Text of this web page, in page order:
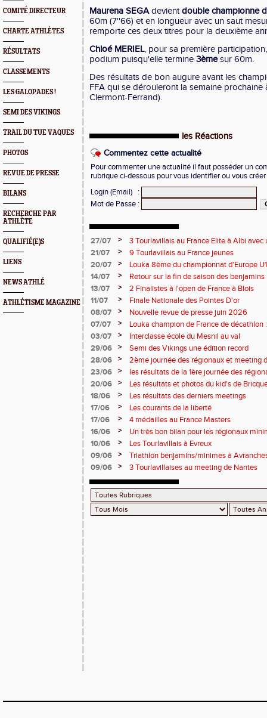
COMITÉ DIRECTEUR
CHARTE ATHLÈTES
RÉSULTATS
CLASSEMENTS
LES GALOPADES !
SEMI DES VIKINGS
TRAIL DU TUE VAQUES
PHOTOS
REVUE DE PRESSE
BILANS
RECHERCHE PAR
ATHLÈTE
QUALIFIÉ(E)S
LIENS
NEWS ATHLÉ
ATHLÉTISME MAGAZINE
Maurena SEGAdevientdouble championne
60m (7''66) et en longueur avec un saut
remporte ces deux titres pour la deuxième
Chloé MERIEL, pour sa première
podium puisqu'elle termine 3èmesur 60m.
Des résultats de bon augure avant les
FFA qui se dérouleront la semaine prochaine
Clermont-Ferrand).
les Réactions
Commentez cette actualité
Pour commenter une actualité il faut posséder un
rubrique ci-dessous pour vous identifier ou vous
Login (Email)
:
Mot de Passe :
27/07 >
3 Tourlavillais au France Elite à Albi
Juliette
21/07 >
9 Tourlavillais au France jeunes
20/07
>
Louka 8ème du championnat d'Europe
14/07
>
Retour sur la fin de saison des benjamins
13/07
>
2 Finalistes à l'open de France à Blois
11/07
>
Finale Nationale des Pointes D'or
08/07
>
Nouvelle revue de presse juin 2026
07/07
>
Louka champion de France de décathlon
points !
03/07 >
Interclasse école du Mesnil au val
29/06
>
Semi des Vikings une édition record
28/06
>
2ème journée des régionaux et meeting
23/06
>
les résultats de la 1ère journée des
2 titres
20/06 >
Les résultats et photos du kid's de
18/06
>
Les résultats des derniers meetings
17/06
>
Les courants de la liberté
17/06
>
4 médailles au France Masters
16/06
>
Un très bon bilan pour les régionaux
10/06
>
Les Tourlavillais à Evreux
09/06
>
Triathlon benjamins/minimes à
09/06
> 3 Tourlavillaises au meeting de Nantes